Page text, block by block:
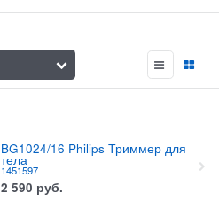
BG1024/16 Philips Триммер для
тела
1451597
2 590 руб.